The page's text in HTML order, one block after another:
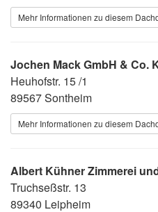
Mehr Informationen zu diesem
Jochen Mack GmbH & Co.
Heuhofstr. 15 /1
89567 Sontheim
Mehr Informationen zu diesem
Albert Kühner Zimmerei
Truchseßstr. 13
89340 Leipheim